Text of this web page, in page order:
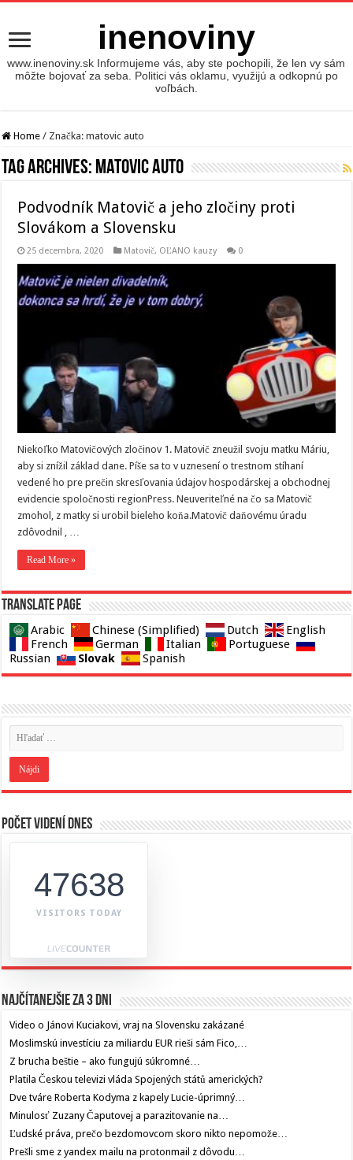
inenoviny
www.inenoviny.sk Informujeme vás, aby ste pochopili, že len vy sám
môžte bojovať za seba. Politici vás oklamu, využijú a odkopnú po
voľbách.
Home / Značka:matovic auto
Tag Archives: matovic auto
Podvodník Matovič a jeho zločiny proti
Slovákom a Slovensku
25 decembra, 2020 Matovič, OĽANO kauzy 0
Niekoľko Matovičových zločinov 1. Matovič zneužil svoju matku Máriu,
aby si znížil základ dane. Píše sa to v uznesení o trestnom stíhaní
vedené ho pre prečin skresľovania údajov hospodárskej a obchodnej
evidencie spoločnosti regionPress. Neuveriteľné na čo sa Matovič
zmohol, z matky si urobil bieleho koňa.Matovič daňovému úradu
zdôvodnil , …
Read More »
Translate page
Arabic Chinese (Simplified) Dutch
English
French
German Italian
Portuguese
Russian
Slovak Spanish
Počet videní dnes
47638
VISITORS TODAY
Najčítanejšie za 3 dni
Video o Jánovi Kuciakovi, vraj na Slovensku zakázané
Moslimskú investíciu za miliardu EUR rieši sám Fico,…
Z brucha beštie – ako fungujú súkromné…
Platila Českou televizi vláda Spojených států amerických?
Dve tváre Roberta Kodyma z kapely Lucie-úprimný…
Minulosť Zuzany Čaputovej a parazitovanie na…
Ľudské práva, prečo bezdomovcom skoro nikto nepomože…
Prešli sme z yandex mailu na protonmail z dôvodu…